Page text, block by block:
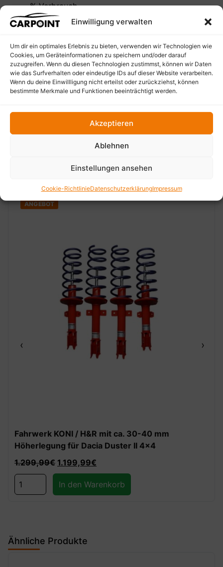
Einwilligung verwalten
Um dir ein optimales Erlebnis zu bieten, verwenden wir Technologien wie
Cookies, um Geräteinformationen zu speichern und/oder darauf
zuzugreifen. Wenn du diesen Technologien zustimmst, können wir Daten
wie das Surfverhalten oder eindeutige IDs auf dieser Website verarbeiten.
Wenn du deine Einwillligung nicht erteilst oder zurückziehst, können
bestimmte Merkmale und Funktionen beeinträchtigt werden.
Akzeptieren
Ablehnen
Einstellungen ansehen
Cookie-RichtlinieDatenschutzerklärungImpressum
% Verbrauch
Bigster mild hybrid 140: +19 PS / +26 Nm / -15
% Verbrauch
Bigster hybrid-G 150: +22 PS / +36 Nm / -15 %
Verbrauch
Fragen zum Artikel?
‹
ANGEBOT
Fahrwerk KONI / H&R mit ca. 30-40 mm
Höherlegung für Dacia Duster II 4×4
1.299,99€ 1.199,99€
In den Warenkorb
›
Ähnliche Produkte